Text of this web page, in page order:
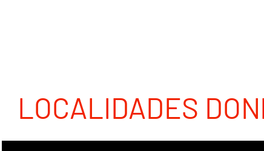
LOCALIDADES